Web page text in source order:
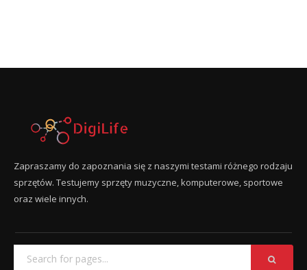
Zapraszamy do zapoznania się z naszymi testami różnego rodzaju
sprzętów. Testujemy sprzęty muzyczne, komputerowe, sportowe
oraz wiele innych.